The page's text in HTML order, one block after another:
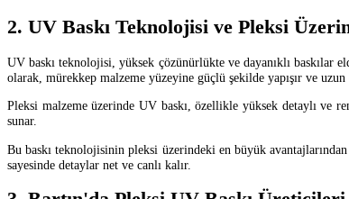
2. UV Baskı Teknolojisi ve Pleksi
UV baskı teknolojisi, yüksek çözünürlükte ve dayanıklı baskılar
olarak, mürekkep malzeme yüzeyine güçlü şekilde yapışır ve
Pleksi malzeme üzerinde UV baskı, özellikle yüksek detaylı ve
sunar.
Bu baskı teknolojisinin pleksi üzerindeki en büyük avantajlarından
sayesinde detaylar net ve canlı kalır.